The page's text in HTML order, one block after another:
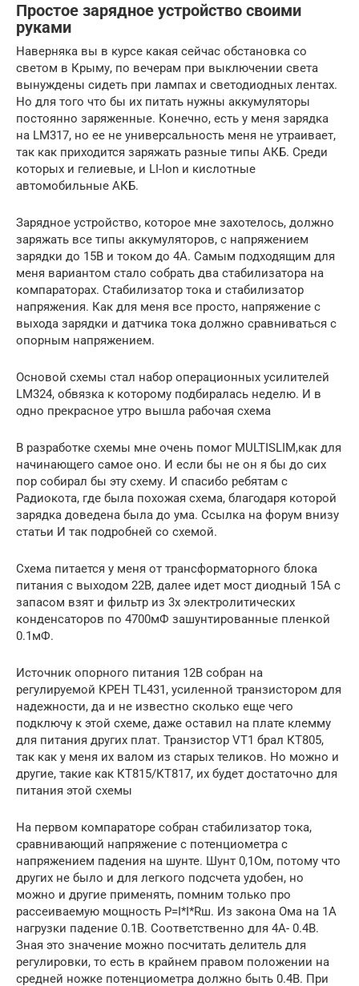
Простое зарядное устройство своими
руками
Наверняка вы в курсе какая сейчас обстановка со
светом в Крыму, по вечерам при выключении света
вынуждены сидеть при лампах и светодиодных лентах.
Но для того что бы их питать нужны аккумуляторы
постоянно заряженные. Конечно, есть у меня зарядка
на LM317, но ее не универсальность меня не утраивает,
так как приходится заряжать разные типы АКБ. Среди
которых и гелиевые, и LI-Ion и кислотные
автомобильные АКБ.
Зарядное устройство, которое мне захотелось, должно
заряжать все типы аккумуляторов, с напряжением
зарядки до 15В и током до 4А. Самым подходящим для
меня вариантом стало собрать два стабилизатора на
компараторах. Стабилизатор тока и стабилизатор
напряжения. Как для меня все просто, напряжение с
выхода зарядки и датчика тока должно сравниваться с
опорным напряжением.
Основой схемы стал набор операционных усилителей
LM324, обвязка к которому подбиралась неделю. И в
одно прекрасное утро вышла рабочая схема
В разработке схемы мне очень помог MULTISLIM,как для
начинающего самое оно. И если бы не он я бы до сих
пор собирал бы эту схему. И спасибо ребятам с
Радиокота, где была похожая схема, благодаря которой
зарядка доведена была до ума. Ссылка на форум внизу
статьи И так подробней со схемой.
Схема питается у меня от трансформаторного блока
питания с выходом 22В, далее идет мост диодный 15А с
запасом взят и фильтр из 3х электролитических
конденсаторов по 4700мФ зашунтированные пленкой
0.1мФ.
Источник опорного питания 12В собран на
регулируемой КРЕН TL431, усиленной транзистором для
надежности, да и не известно сколько еще чего
подключу к этой схеме, даже оставил на плате клемму
для питания других плат. Транзистор VT1 брал КТ805,
так как у меня их валом из старых теликов. Но можно и
другие, такие как КТ815/КТ817, их будет достаточно для
питания этой схемы
На первом компараторе собран стабилизатор тока,
сравнивающий напряжение с потенциометра с
напряжением падения на шунте. Шунт 0,1Ом, потому что
других не было и для легкого подсчета удобен, но
можно и другие применять, помним только про
рассеиваемую мощность P=I*I*Rш. Из закона Ома на 1А
нагрузки падение 0.1В. Соответственно для 4А- 0.4В.
Зная это значение можно посчитать делитель для
регулировки, то есть в крайнем правом положении на
средней ножке потенциометра должно быть 0.4В. При